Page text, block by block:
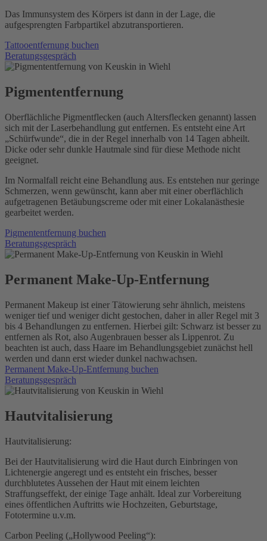
Das Immunsystem des Körpers ist dann in der Lage, die
aufgesprengten Farbpartikel abzutransportieren.
Tattooentfernung buchen
Beratungsgespräch
Pigmententfernung
Oberflächliche Pigmentflecken (auch Altersflecken genannt) lassen
sich mit der Laserbehandlung gut entfernen. Es entsteht eine Art
„Schürfwunde“, die in der Regel innerhalb von 14 Tagen abheilt.
Dicke oder sehr dunkle Hautmale sind für diese Methode nicht
geeignet.
Im Normalfall reicht eine Behandlung aus. Es entstehen nur geringe
Schmerzen, wenn gewünscht, kann aber mit einer oberflächlich
aufgetragenen Betäubungscreme oder mit einer Lokalanästhesie
gearbeitet werden.
Pigmententfernung buchen
Beratungsgespräch
Permanent Make-Up-Entfernung
Permanent Makeup ist einer Tätowierung sehr ähnlich, meistens
weniger tief und weniger dicht gestochen, daher in aller Regel mit 3
bis 4 Behandlungen zu entfernen. Hierbei gilt: Schwarz ist besser zu
entfernen als Rot, also Augenbrauen besser als Lippenrot. Zu
beachten ist auch, dass Haare im Behandlungsgebiet zunächst hell
werden und dann erst wieder dunkel nachwachsen.
Permanent Make-Up-Entfernung buchen
Beratungsgespräch
Hautvitalisierung
Hautvitalisierung:
Bei der Hautvitalisierung wird die Haut durch Einbringen von
Lichtenergie angeregt und es entsteht ein frisches, besser
durchblutetes Aussehen der Haut mit einem leichten
Straffungseffekt, der einige Tage anhält. Ideal zur Vorbereitung
eines öffentlichen Auftritts wie Hochzeiten, Geburtstage,
Fototermine u.v.m.
Carbon Peeling („Hollywood Peeling“):